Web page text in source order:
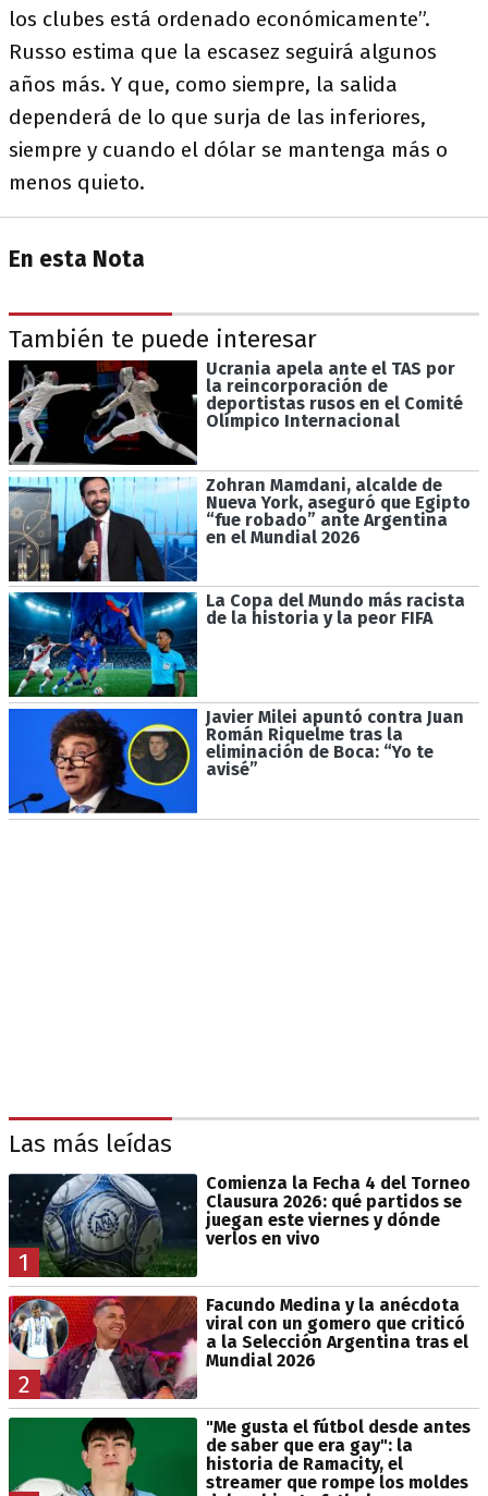
los clubes está ordenado económicamente”.
Russo estima que la escasez seguirá algunos
años más. Y que, como siempre, la salida
dependerá de lo que surja de las inferiores,
siempre y cuando el dólar se mantenga más o
menos quieto.
En esta Nota
También te puede interesar
Ucrania apela ante el TAS por
la reincorporación de
deportistas rusos en el Comité
Olímpico Internacional
Zohran Mamdani, alcalde de
Nueva York, aseguró que Egipto
“fue robado” ante Argentina
en el Mundial 2026
La Copa del Mundo más racista
de la historia y la peor FIFA
Javier Milei apuntó contra Juan
Román Riquelme tras la
eliminación de Boca: “Yo te
avisé”
Las más leídas
1
Comienza la Fecha 4 del Torneo
Clausura 2026: qué partidos se
juegan este viernes y dónde
verlos en vivo
2
Facundo Medina y la anécdota
viral con un gomero que criticó
a la Selección Argentina tras el
Mundial 2026
"Me gusta el fútbol desde antes
de saber que era gay": la
historia de Ramacity, el
streamer que rompe los moldes